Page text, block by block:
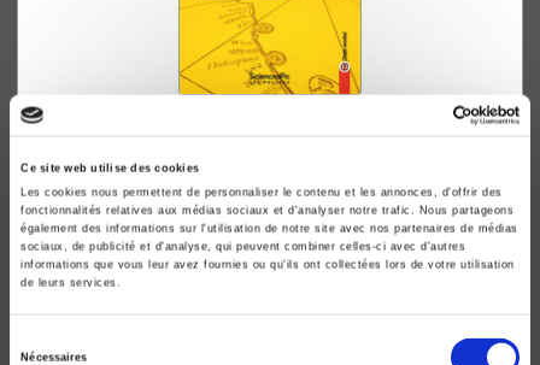
Ce site web utilise des cookies
Les cookies nous permettent de personnaliser le contenu et les annonces, d'offrir des
fonctionnalités relatives aux médias sociaux et d'analyser notre trafic. Nous partageons
également des informations sur l'utilisation de notre site avec nos partenaires de médias
sociaux, de publicité et d'analyse, qui peuvent combiner celles-ci avec d'autres
informations que vous leur avez fournies ou qu'ils ont collectées lors de votre utilisation
de leurs services.
Nécessaires
La puissance par l'image
Les Etats et leur diplomatie publique
Christian Lequesne